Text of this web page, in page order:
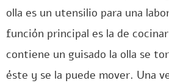
olla es un utensilio para una
función principal es la de
contiene un guisado la olla se
éste y se la puede mover. Una